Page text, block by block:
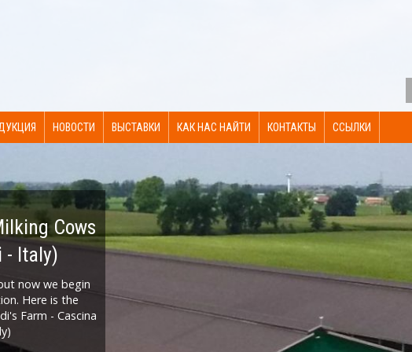
НОВОСТИ ВЫСТАВКИ КАК НАС НАЙТИ КОНТАКТЫ ССЫЛКИ
по МТФ
Cows
- Italy)
now we begin
Here is the
Farm - Cascina
CALF
| ITALY
ГОЛОВ
AGR.
(CN)
ДЛЯ